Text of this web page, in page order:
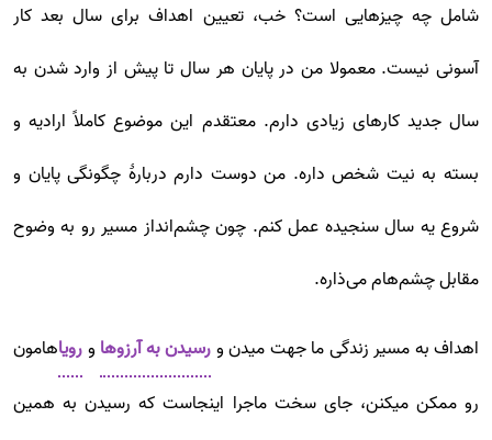
شامل چه چیزهایی است؟ خب، تعیین اهداف برای سال بعد کار
آسونی نیست. معمولا من در پایان هر سال تا پیش از وارد شدن به
سال جدید کارهای زیادی دارم. معتقدم این موضوع کاملاً ارادیه و
بسته به نیت شخص داره. من دوست دارم دربارۀ‌ چگونگی پایان و
شروع یه سال سنجیده عمل کنم. چون چشم‌انداز مسیر رو به وضوح
مقابل چشم‌هام می‌ذاره.
اهداف به مسیر زندگی ما جهت میدن ورسیدن به آرزوها ورویاهامون
رو ممکن میکنن، جای سخت ماجرا اینجاست که رسیدن به همین